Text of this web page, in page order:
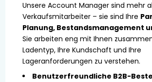
Unsere Account Manager sind mehr
Verkaufsmitarbeiter – sie sind Ihre
Planung, Bestandsmanagement
Sie arbeiten eng mit Ihnen
Ladentyp, Ihre Kundschaft und Ihre
Lageranforderungen zu verstehen.
Benutzerfreundliche B2B-